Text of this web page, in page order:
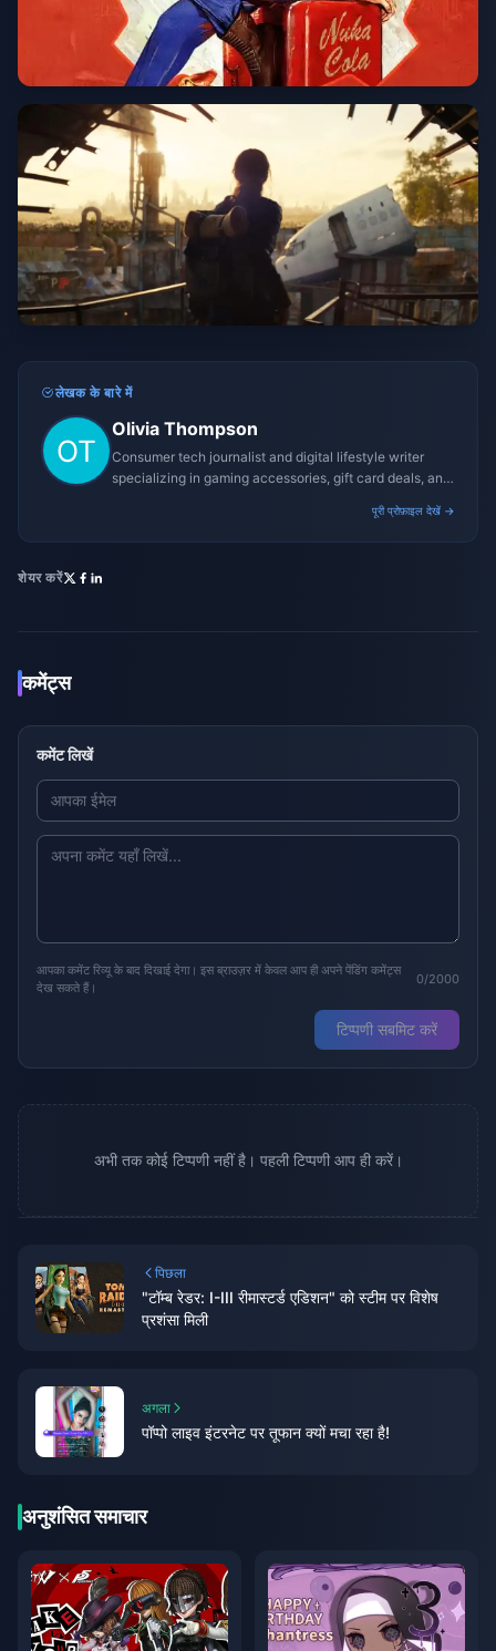
लेखक के बारे में
Olivia Thompson
Consumer tech journalist and digital lifestyle writer
specializing in gaming accessories, gift card deals, and
पूरी प्रोफ़ाइल देखें →
शेयर करें
कमेंट्स
कमेंट लिखें
आपका कमेंट रिव्यू के बाद दिखाई देगा। इस ब्राउज़र में केवल आप ही अपने पेंडिंग कमेंट्स
देख सकते हैं।
0/2000
टिप्पणी सबमिट करें
अभी तक कोई टिप्पणी नहीं है। पहली टिप्पणी आप ही करें।
पिछला
"टॉम्ब रेडर: I-III रीमास्टर्ड एडिशन" को स्टीम पर विशेष
प्रशंसा मिली
अगला
पॉप्पो लाइव इंटरनेट पर तूफान क्यों मचा रहा है!
अनुशंसित समाचार